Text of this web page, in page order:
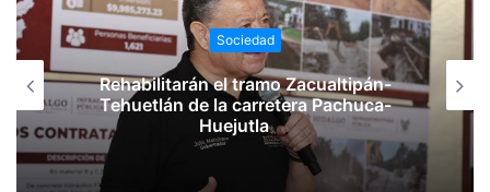
Sociedad
Rehabilitarán el tramo Zacualtipán-
Tehuetlán de la carretera Pachuca-
Huejutla